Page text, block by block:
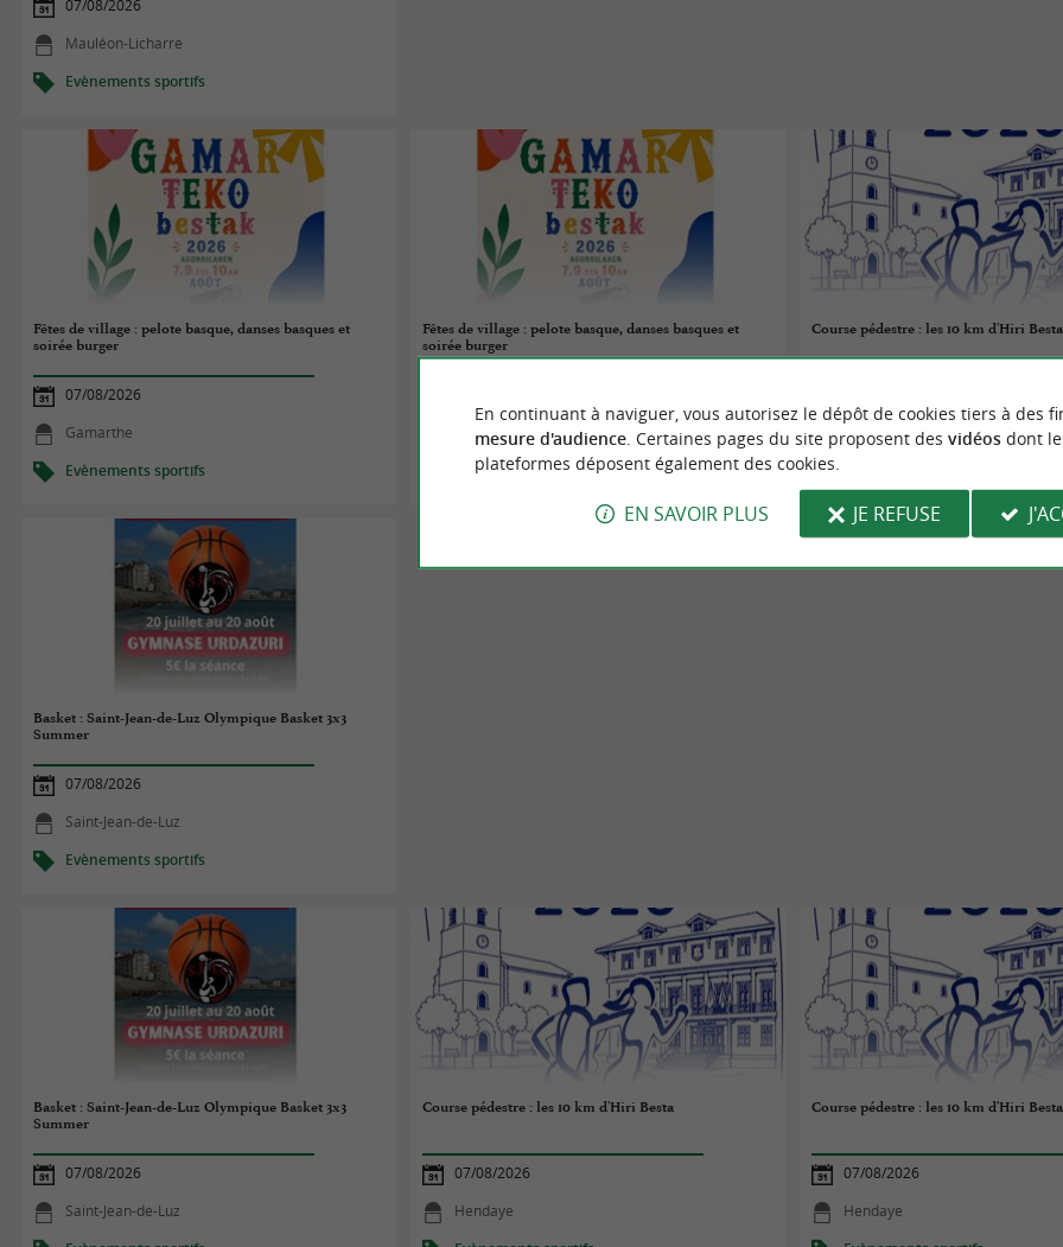
07/08/2026
Mauléon-Licharre
Evènements sportifs
Fêtes de village : pelote basque, danses basques et
soirée burger
07/08/2026
Gamarthe
Evènements sportifs
Fêtes de village : pelote basque, danses basques et
soirée burger
Gamarthe
Evènements sportifs
Course pédestre : les 10 km d'Hiri Besta
Hendaye
Basket : Saint-Jean-de-Luz Olympique Basket 3x3
Summer
07/08/2026
Saint-Jean-de-Luz
Evènements sportifs
Basket : Saint-Jean-de-Luz Olympique Basket 3x3
Summer
07/08/2026
Saint-Jean-de-Luz
Course pédestre : les 10 km d'Hiri Besta
07/08/2026
Hendaye
Course pédestre : les 10 km d'Hiri Besta
07/08/2026
Hendaye
En continuant à naviguer, vous autorisez le dépôt de cookies tiers à des
mesure d'audience. Certaines pages du site proposent des vidéosdont
plateformes déposent également des cookies.
EN SAVOIR PLUS JE REFUSE